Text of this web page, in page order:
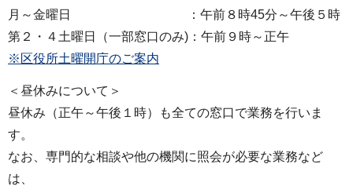
月～金曜日 ：午前８時45分～午後５時
第２・４土曜日（一部窓口のみ)：午前９時～正午
※区役所土曜開庁のご案内
＜昼休みについて＞
昼休み（正午～午後１時）も全ての窓口で業務を行いま
す。
なお、専門的な相談や他の機関に照会が必要な業務など
は、